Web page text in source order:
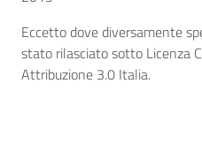
Eccetto dove diversamente
stato rilasciato sotto Licenza
Attribuzione 3.0 Italia.